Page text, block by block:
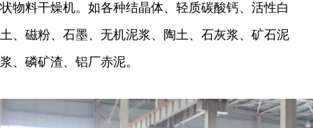
状物料干燥机。如各种结晶体、轻质碳酸钙、活性白
土、磁粉、石墨、无机泥浆、陶土、石灰浆、矿石泥
浆、磷矿渣、铝厂赤泥。